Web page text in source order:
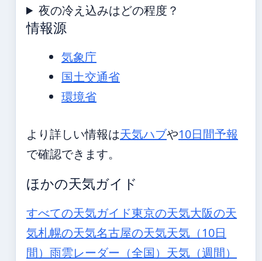
夜の冷え込みはどの程度？
情報源
気象庁
国土交通省
環境省
より詳しい情報は天気ハブや10日間予報
で確認できます。
ほかの天気ガイド
すべての天気ガイド東京の天気大阪の天
気札幌の天気名古屋の天気天気（10日
間） 雨雲レーダー（全国） 天気（週間）